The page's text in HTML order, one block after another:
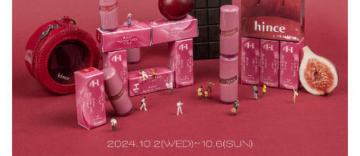
manimani について
カテゴリー一覧
タグ一覧
キュレーター一覧
韓国 オルチャン 韓国コスメ 韓国トレンド
韓国旅行 韓国ファッション 韓国アイドル
メイク k-pop コスメ ファッション
トレンド